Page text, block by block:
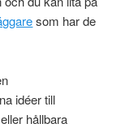
som har de
idéer till
hållbara